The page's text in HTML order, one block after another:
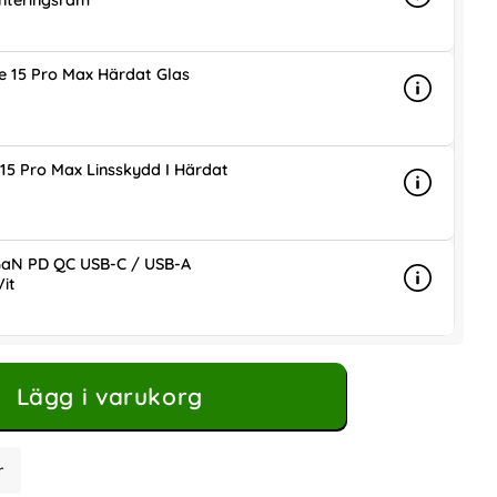
15 Pro Max Härdat Glas
Info
mer info
Pro Max Linsskydd I Härdat
Info
mer info
PD QC USB-C / USB-A
Info
mer info
Lägg i varukorg